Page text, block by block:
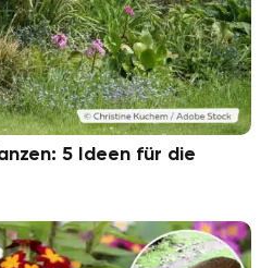
5 Ideen für die